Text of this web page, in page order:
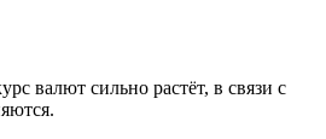
валют сильно растёт, в связи с